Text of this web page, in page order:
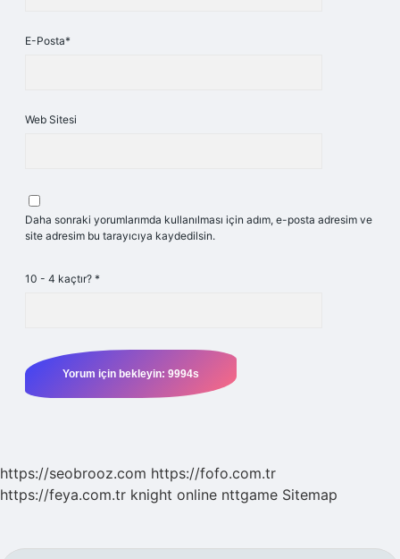
E-Posta*
Web Sitesi
Daha sonraki yorumlarımda kullanılması için adım, e-posta adresim ve
site adresim bu tarayıcıya kaydedilsin.
10 - 4 kaçtır? *
https://seobrooz.com https://fofo.com.tr
https://feya.com.tr knight online nttgame Sitemap